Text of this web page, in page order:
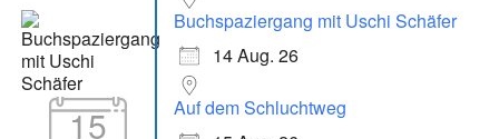
Buchspaziergang mit Uschi Schäfer
14 Aug. 26
15
Auf dem Schluchtweg